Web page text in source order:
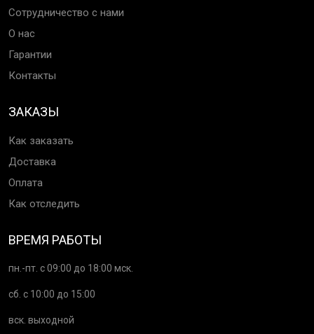
Сотрудничество с нами
О нас
Гарантии
Контакты
ЗАКАЗЫ
Как заказать
Доставка
Оплата
Как отследить
ВРЕМЯ РАБОТЫ
пн.-пт. с 09:00 до 18:00 мск.
сб. с 10:00 до 15:00
вск. выходной